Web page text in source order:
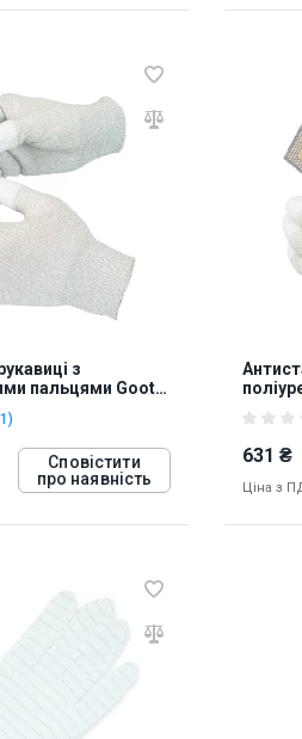
з
пальцями Goot
Сповістити
про наявність
631 ₴
Ціна з